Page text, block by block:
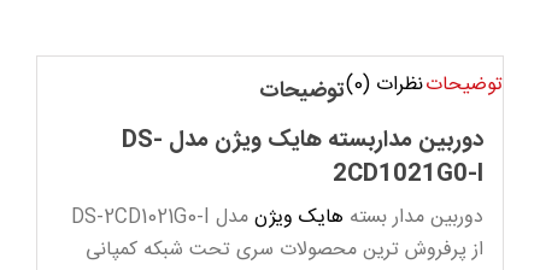
توضیحاتنظرات (0) توضیحات
دوربین مداربسته هایک ویژن مدل DS-
2CD1021G0-I
دوربین مدار بسته هایک ویژن
مدل DS-2CD1021G0-I
از پرفروش ترین محصولات سری تحت شبکه کمپانی